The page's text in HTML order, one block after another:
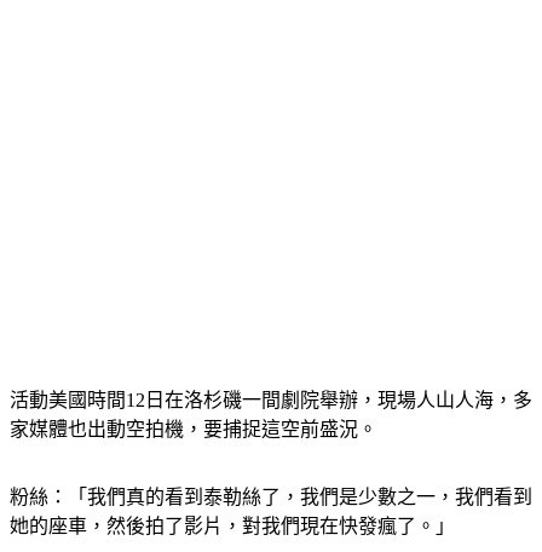
活動美國時間12日在洛杉磯一間劇院舉辦，現場人山人海，多
粉絲：「我們真的看到泰勒絲了，我們是少數之一，我們看到